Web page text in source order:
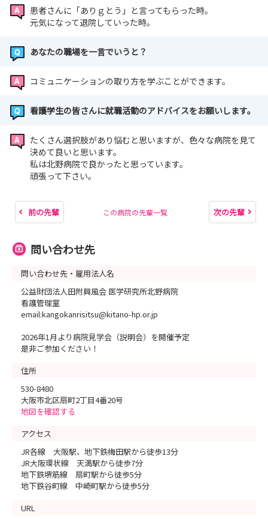
患者さんに「ありｇとう」と言ってもらった時。
元気になって退院していった時。
あなたの職場を一言でいうと？
コミュニケーションの取り方を学ぶことができます。
看護学生の皆さんに就職活動のアドバイスをお願いします。
たくさん選択肢があり悩むと思いますが、色々な病院を見て
決めて良いと思います。
私は北野病院で良かったと思っています。
頑張って下さい。
前の先輩 この病院の先輩一覧 次の先輩
問い合わせ先
問い合わせ先・雇用法人名
公益財団法人田附興風会 医学研究所北野病院
看護管理室
email:kangokanrisitsu@kitano-hp.or.jp
2026年1月より病院見学会（説明会）を開催予定
是非ご参加ください！
住所
530-8480
大阪市北区扇町2丁目4番20号
地図を確認する
アクセス
JR各線 大阪駅、地下鉄梅田駅から徒歩13分
JR大阪環状線 天満駅から徒歩7分
地下鉄堺筋線 扇町駅から徒歩5分
地下鉄谷町線 中崎町駅から徒歩5分
URL